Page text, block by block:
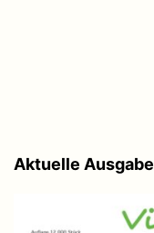
Aktuelle Ausgabe